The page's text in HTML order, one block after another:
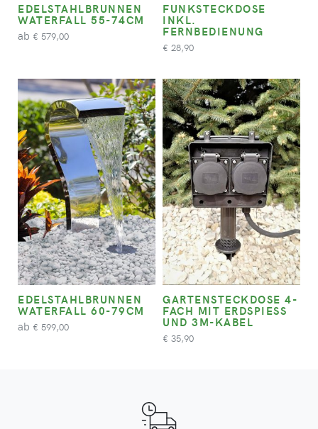
EDELSTAHLBRUNNEN
WATERFALL 55-74CM
ab € 579,00
FUNKSTECKDOSE
INKL.
FERNBEDIENUNG
€ 28,90
EDELSTAHLBRUNNEN
WATERFALL 60-79CM
ab € 599,00
GARTENSTECKDOSE 4-
FACH MIT ERDSPIESS U
ND 3M-KABEL
€ 35,90